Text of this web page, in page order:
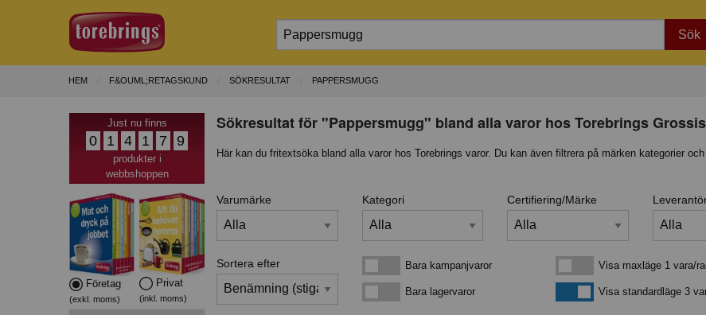
Sök
HEM F&OUML;RETAGSKUND SÖKRESULTAT PAPPERSMUGG
Just nu finns
0 1 4 1 7 9
produkter i
webbshoppen
Företag
(exkl. moms)
Privat
(inkl. moms)
Sökresultat för "Pappersmugg" bland alla varor hos Torebrings
Här kan du fritextsöka bland alla varor hos Torebrings varor. Du kan även filtrera på märken kategorier och
Varumärke Kategori Certifiering/Märke
Sortera efter Bara kampanjvarorBara kampanjvaror
Bara lagervarorBara lagervaror
Visa maxläge 1 vara/rad
Visa maxläge 1 vara/
Visa standardlägeVisa standardläge 3